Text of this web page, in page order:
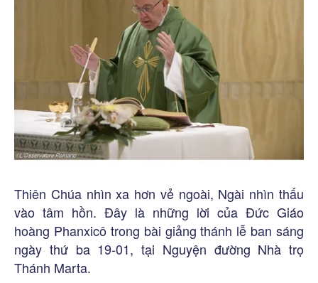
Thiên Chúa nhìn xa hơn vẻ ngoài, Ngài nhìn thấu
vào tâm hồn. Đây là những lời của Đức Giáo
hoàng Phanxicô trong bài giảng thánh lễ ban sáng
ngày thứ ba 19-01, tại Nguyện đường Nhà trọ
Thánh Marta.